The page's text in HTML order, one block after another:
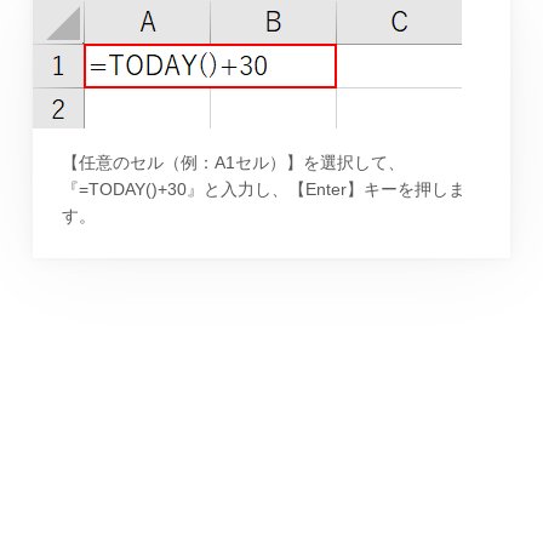
【任意のセル（例：A1セル）】を選択して、
『=TODAY()+30』と入力し、【Enter】キーを押しま
す。